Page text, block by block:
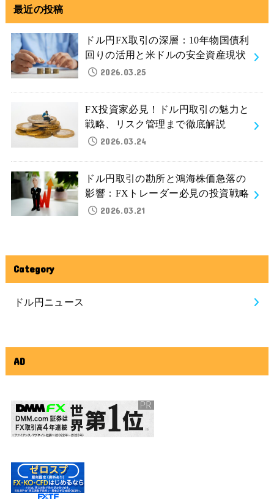
最近の投稿
ドル円FX取引の深層：10年物国債利
回りの活用と米ドルの安全資産現状
2026.03.25
FX投資家必見！ドル円取引の魅力と
戦略、リスク管理まで徹底解説
2026.03.24
ドル円取引の勘所と鴻海株価急落の
影響：FXトレーダー必見の投資戦略
2026.03.21
Category
ドル円ニュース
AD